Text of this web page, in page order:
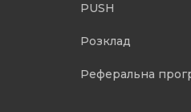
PUSH
Розклад
Реферальна